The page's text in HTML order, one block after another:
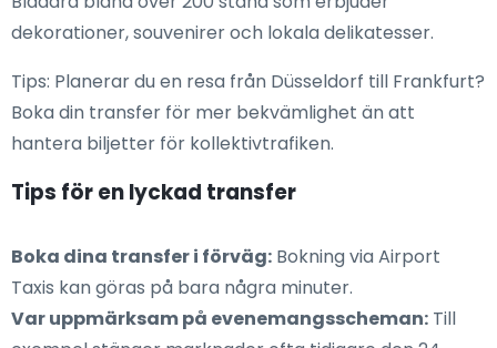
dekorationer, souvenirer och lokala delikatesser.
Tips: Planerar du en resa från Düsseldorf till Frankfurt?
Boka din transfer för mer bekvämlighet än att
hantera biljetter för kollektivtrafiken.
Tips för en lyckad transfer
Boka dina transfer i förväg: Bokning via Airport
Taxis kan göras på bara några minuter.
Var uppmärksam på evenemangsscheman: Till